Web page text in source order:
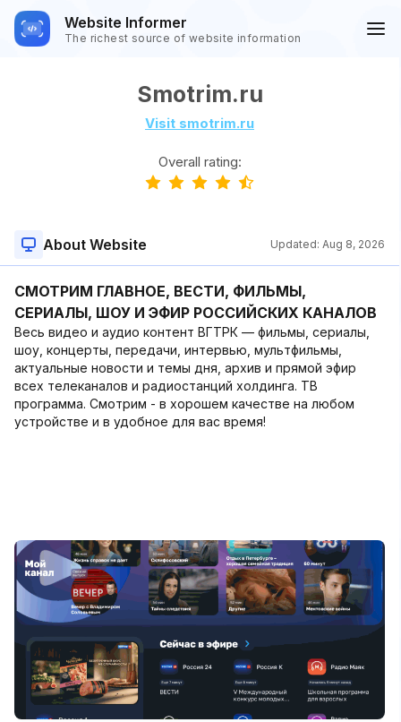
Website Informer
The richest source of website information
Smotrim.ru
Visit smotrim.ru
Overall rating:
About Website Updated: Aug 8, 2026
СМОТРИМ ГЛАВНОЕ, ВЕСТИ, ФИЛЬМЫ,
СЕРИАЛЫ, ШОУ И ЭФИР РОССИЙСКИХ КАНАЛОВ
Весь видео и аудио контент ВГТРК — фильмы, сериалы,
шоу, концерты, передачи, интервью, мультфильмы,
актуальные новости и темы дня, архив и прямой эфир
всех телеканалов и радиостанций холдинга. ТВ
программа. Смотрим - в хорошем качестве на любом
устройстве и в удобное для вас время!